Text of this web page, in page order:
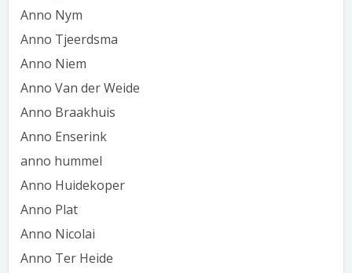
Anno Nym
Anno Tjeerdsma
Anno Niem
Anno Van der Weide
Anno Braakhuis
Anno Enserink
anno hummel
Anno Huidekoper
Anno Plat
Anno Nicolai
Anno Ter Heide